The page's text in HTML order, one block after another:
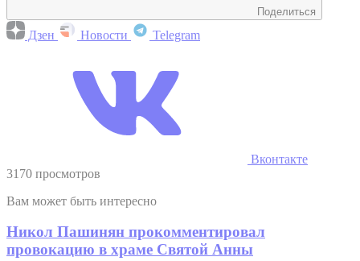
Поделиться
Дзен Новости Telegram
Вконтакте
3170 просмотров
Вам может быть интересно
Никол Пашинян прокомментировал
провокацию в храме Святой Анны